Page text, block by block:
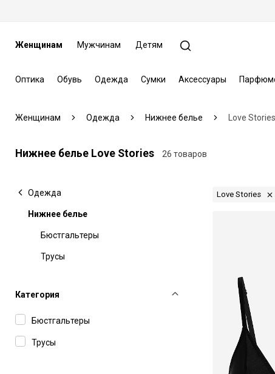
Женщинам Мужчинам Детям
Оптика Обувь Одежда Сумки Аксессуары
Женщинам Одежда Нижнее белье Love Stories
Нижнее белье Love Stories 26 товаров
Одежда
Нижнее белье
Бюстгальтеры
Трусы
Категория
Бюстгальтеры
Трусы
Love Stories